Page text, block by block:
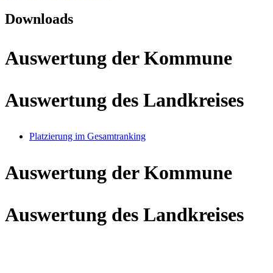
Downloads
Auswertung der Kommune
Auswertung des Landkreises
Platzierung im Gesamtranking
Auswertung der Kommune
Auswertung des Landkreises